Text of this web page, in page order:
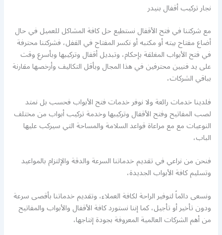
نجار تركيب أقفال بنيدر
مع شركتنا في فتح الأقفال نستطيع حل كافة المشاكل للعميل في حال
أضاع مفتاح بيته أو مكتبه أو نكسر المفتاح في القفل، فشركتنا محترفة
في فتح الأبواب المغلقة بإحكام، وتبديل أقفال وتركيبها وبأسرع وقت
على يد فنيين محترفين في هذا المجال وبأقل التكاليف وأرخصها مقارنة
بباقي الشركات،
فلدينا خدمات رائعة ولا نوفر خدمات فتح الأبواب فحسب بل نمتد
لصب المفاتيح وفتح الأقفال وتركيبها وخدمة تركيب أبواب من مختلف
النوعيات مع مع مراعاة قواعد السلامة والمساحة التي سيركب عليها
الباب،
فنحن من نراعي في تقديم خدماتنا السرعة والدقة والإلتزام بالمواعيد
وتسليم كافة الأبواب الجديدة،
ونسعى دائماً لتوفير الراحة لكافة العملاء، وتقديم خدماتنا بأقصى سرعة
ودون تأخير أو تأجيل، كما إننا نستورد كافة الأقفال والأبواب والمفاتيح
من أهم الشركات العالمية المعروفة بجودة إنتاجها،